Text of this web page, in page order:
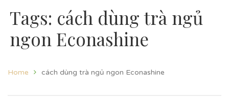
Tags: cách dùng trà ngủ
ngon Econashine
Home cách dùng trà ngủ ngon Econashine